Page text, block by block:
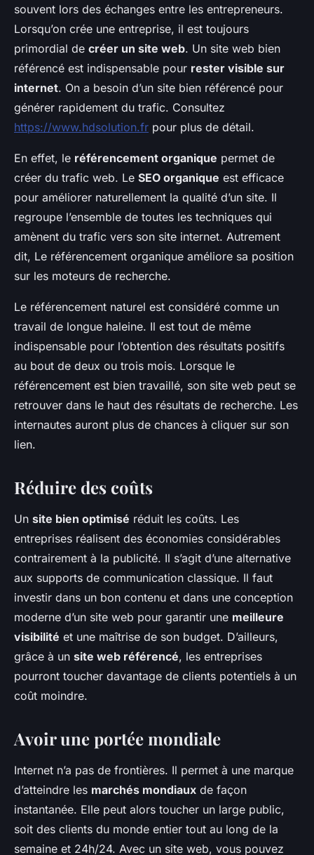
souvent lors des échanges entre les entrepreneurs.
Lorsqu’on crée une entreprise, il est toujours
primordial de créer un site web. Un site web bien
référencé est indispensable pour rester visible sur
internet. On a besoin d’un site bien référencé pour
générer rapidement du trafic. Consultez
https://www.hdsolution.fr pour plus de détail.
En effet, le référencement organique permet de
créer du trafic web. Le SEO organique est efficace
pour améliorer naturellement la qualité d’un site. Il
regroupe l’ensemble de toutes les techniques qui
amènent du trafic vers son site internet. Autrement
dit, Le référencement organique améliore sa position
sur les moteurs de recherche.
Le référencement naturel est considéré comme un
travail de longue haleine. Il est tout de même
indispensable pour l’obtention des résultats positifs
au bout de deux ou trois mois. Lorsque le
référencement est bien travaillé, son site web peut se
retrouver dans le haut des résultats de recherche. Les
internautes auront plus de chances à cliquer sur son
lien.
Réduire des coûts
Un site bien optimisé réduit les coûts. Les
entreprises réalisent des économies considérables
contrairement à la publicité. Il s’agit d’une alternative
aux supports de communication classique. Il faut
investir dans un bon contenu et dans une conception
moderne d’un site web pour garantir une meilleure
visibilité et une maîtrise de son budget. D’ailleurs,
grâce à un site web référencé, les entreprises
pourront toucher davantage de clients potentiels à un
coût moindre.
Avoir une portée mondiale
Internet n’a pas de frontières. Il permet à une marque
d’atteindre les marchés mondiaux de façon
instantanée. Elle peut alors toucher un large public,
soit des clients du monde entier tout au long de la
semaine et 24h/24. Avec un site web, vous pouvez